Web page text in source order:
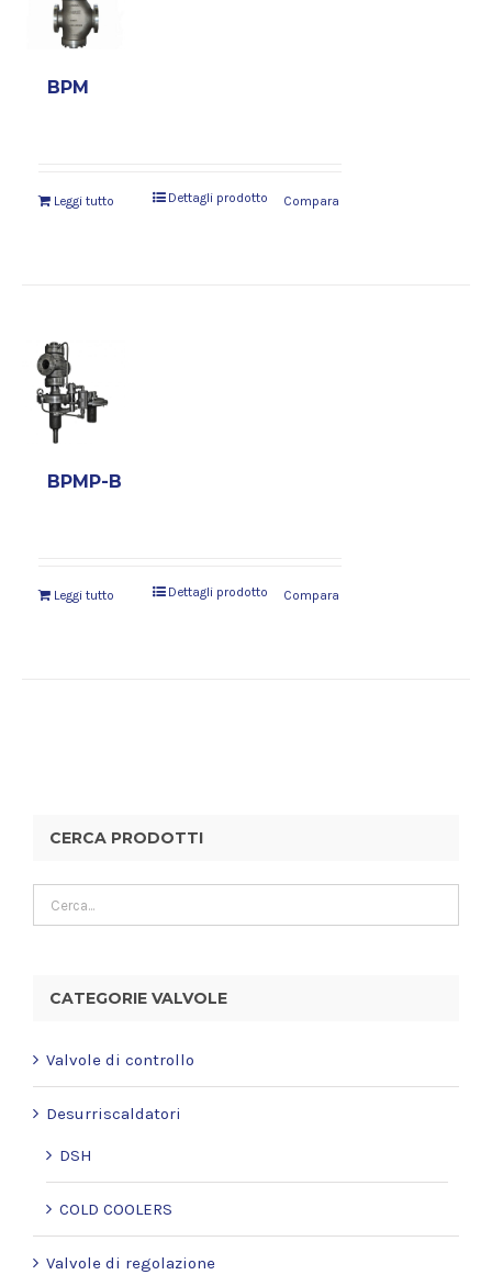
BPM
Leggi tutto Dettagli prodotto Compara
BPMP-B
Leggi tutto Dettagli prodotto Compara
CERCA PRODOTTI
CATEGORIE VALVOLE
Valvole di controllo
Desurriscaldatori
DSH
COLD COOLERS
Valvole di regolazione